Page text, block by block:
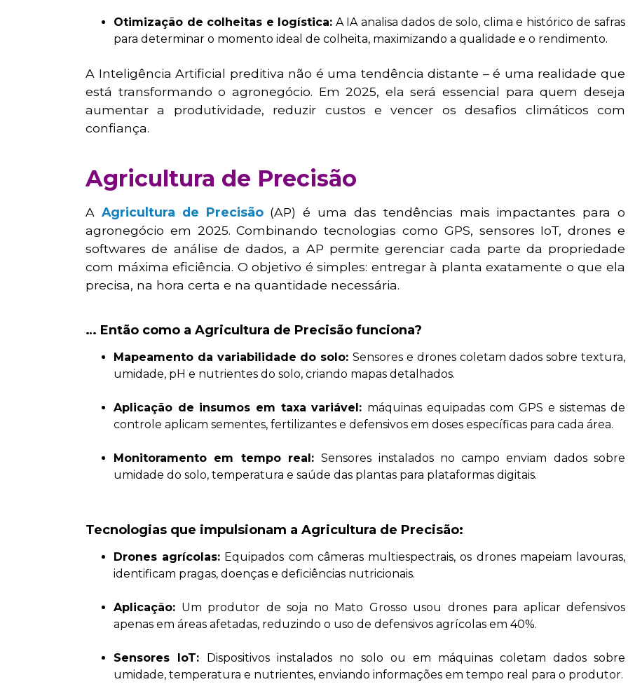
Otimização de colheitas e logística: A IA analisa dados de solo, clima e histórico de safras
para determinar o momento ideal de colheita, maximizando a qualidade e o rendimento.
A Inteligência Artificial preditiva não é uma tendência distante – é uma realidade que
está transformando o agronegócio. Em 2025, ela será essencial para quem deseja
aumentar a produtividade, reduzir custos e vencer os desafios climáticos com
confiança.
Agricultura de Precisão
A Agricultura de Precisão(AP) é uma das tendências mais impactantes para o
agronegócio em 2025. Combinando tecnologias como GPS, sensores IoT, drones e
softwares de análise de dados, a AP permite gerenciar cada parte da propriedade
com máxima eficiência. O objetivo é simples: entregar à planta exatamente o que ela
precisa, na hora certa e na quantidade necessária.
… Então como a Agricultura de Precisão funciona?
Mapeamento da variabilidade do solo:Sensores e drones coletam dados sobre textura,
umidade, pH e nutrientes do solo, criando mapas detalhados.
Aplicação de insumos em taxa variável: máquinas equipadas com GPS e sistemas de
controle aplicam sementes, fertilizantes e defensivos em doses específicas para cada área.
Monitoramento em tempo real:Sensores instalados no campo enviam dados sobre
umidade do solo, temperatura e saúde das plantas para plataformas digitais.
Tecnologias que impulsionam a Agricultura de Precisão:
Drones agrícolas: Equipados com câmeras multiespectrais, os drones mapeiam lavouras,
identificam pragas, doenças e deficiências nutricionais.
Aplicação: Um produtor de soja no Mato Grosso usou drones para aplicar defensivos
apenas em áreas afetadas, reduzindo o uso de defensivos agrícolas em 40%.
Sensores IoT: Dispositivos instalados no solo ou em máquinas coletam dados sobre
umidade, temperatura e nutrientes, enviando informações em tempo real para o produtor.